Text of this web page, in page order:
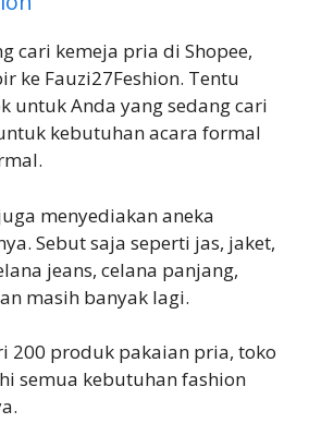
cari kemeja pria di Shopee,
ke Fauzi27Feshion. Tentu
untuk Anda yang sedang cari
kebutuhan acara formal
menyediakan aneka
Sebut saja seperti jas, jaket,
jeans, celana panjang,
masih banyak lagi.
200 produk pakaian pria, toko
semua kebutuhan fashion